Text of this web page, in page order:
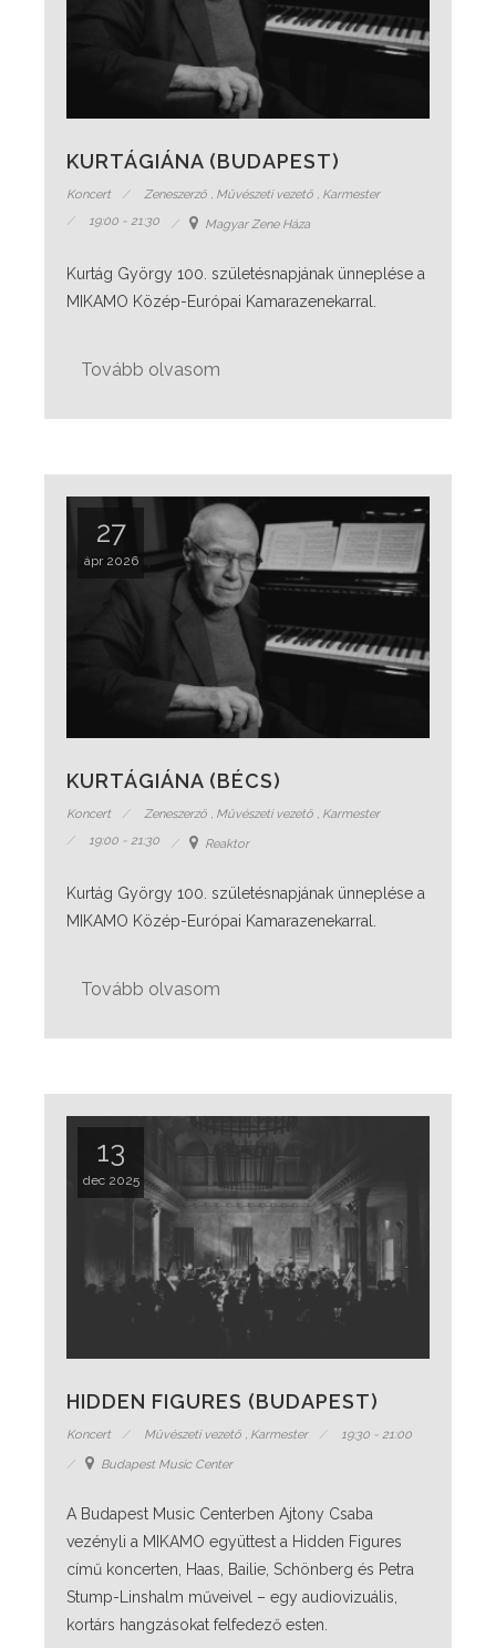
KURTÁGIÁNA (BUDAPEST)
Koncert Zeneszerző , Művészeti vezető , Karmester
19:00 - 21:30
Magyar Zene Háza
Kurtág György 100. születésnapjának ünneplése a
MIKAMO Közép-Európai Kamarazenekarral.
Tovább olvasom
27
ápr 2026
KURTÁGIÁNA (BÉCS)
Koncert Zeneszerző , Művészeti vezető , Karmester
19:00 - 21:30
Reaktor
Kurtág György 100. születésnapjának ünneplése a
MIKAMO Közép-Európai Kamarazenekarral.
Tovább olvasom
13
dec 2025
HIDDEN FIGURES (BUDAPEST)
Koncert Művészeti vezető , Karmester 19:30 - 21:00
Budapest Music Center
A Budapest Music Centerben Ajtony Csaba
vezényli a MIKAMO együttest a Hidden Figures
című koncerten, Haas, Bailie, Schönberg és Petra
Stump-Linshalm műveivel – egy audiovizuális,
kortárs hangzásokat felfedező esten.